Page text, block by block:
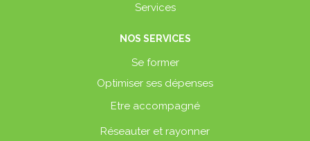
Services
NOS SERVICES
Se former
Optimiser ses dépenses
Etre accompagné
Réseauter et rayonner